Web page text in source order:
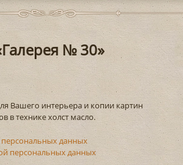
№ 30»
Вашего интерьера и копии картин
в технике холст масло.
данных
персональных данных